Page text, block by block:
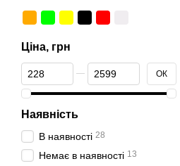
Ціна, грн
Від Ціна, грн
До Ціна, грн ОК
Наявність
В наявності 28
Немає в наявності 13